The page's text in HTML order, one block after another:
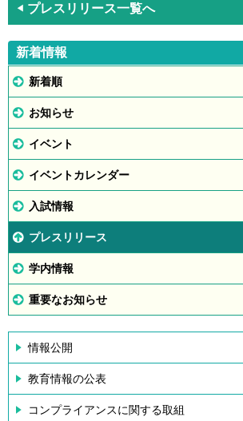
◀ プレスリリース一覧へ
新着情報
新着順
お知らせ
イベント
イベントカレンダー
入試情報
プレスリリース
学内情報
重要なお知らせ
情報公開
教育情報の公表
コンプライアンスに関する取組